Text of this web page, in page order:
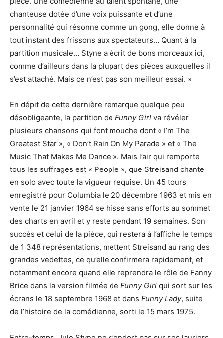
chanteuse dotée d’une voix puissante et d’une
personnalité qui résonne comme un gong, elle donne à
tout instant des frissons aux spectateurs… Quant à la
partition musicale… Styne a écrit de bons morceaux ici,
comme d’ailleurs dans la plupart des pièces auxquelles il
s’est attaché. Mais ce n’est pas son meilleur essai. »
En dépit de cette dernière remarque quelque peu
désobligeante, la partition de Funny Girl va révéler
plusieurs chansons qui font mouche dont « I’m The
Greatest Star », « Don’t Rain On My Parade » et « The
Music That Makes Me Dance ». Mais l’air qui remporte
tous les suffrages est « People », que Streisand chante
en solo avec toute la vigueur requise. Un 45 tours
enregistré pour Columbia le 20 décembre 1963 et mis en
vente le 21 janvier 1964 se hisse sans efforts au sommet
des charts en avril et y reste pendant 19 semaines. Son
succès et celui de la pièce, qui restera à l’affiche le temps
de 1 348 représentations, mettent Streisand au rang des
grandes vedettes, ce qu’elle confirmera rapidement, et
notamment encore quand elle reprendra le rôle de Fanny
Brice dans la version filmée de Funny Girl qui sort sur les
écrans le 18 septembre 1968 et dans Funny Lady, suite
de l’histoire de la comédienne, sorti le 15 mars 1975.